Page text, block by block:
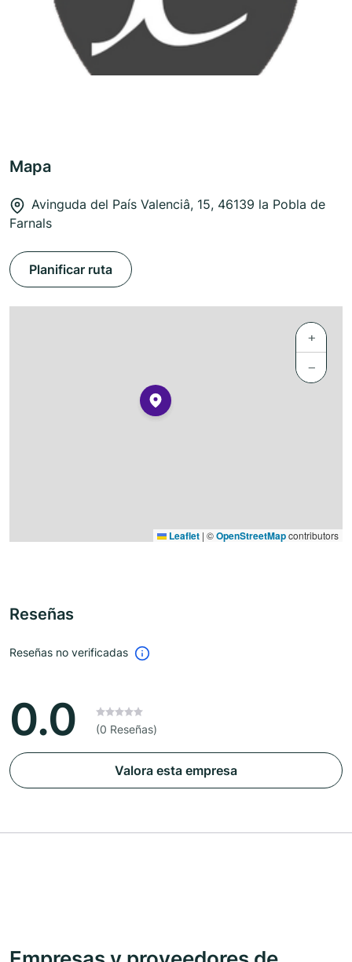
Mapa
Avinguda del País Valenciâ, 15, 46139 la Pobla de
Farnals
Planificar ruta
+
−
Leaflet | ©OpenStreetMapcontributors
Reseñas
Reseñas no verificadas
0.0 (0 Reseñas)
Valora esta empresa